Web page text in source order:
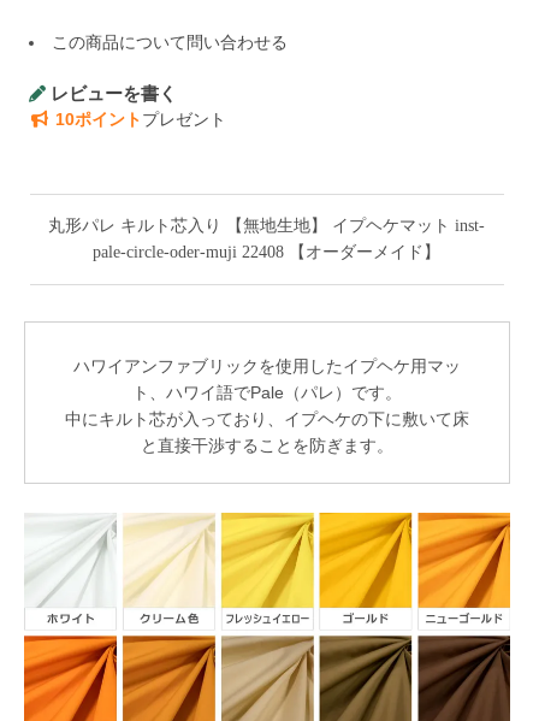
この商品について問い合わせる
レビューを書く
10ポイントプレゼント
丸形パレ キルト芯入り 【無地生地】 イプヘケマット inst-
pale-circle-oder-muji 22408 【オーダーメイド】
ハワイアンファブリックを使用したイプヘケ用マッ
ト、ハワイ語でPale（パレ）です。
中にキルト芯が入っており、イプヘケの下に敷いて床
と直接干渉することを防ぎます。